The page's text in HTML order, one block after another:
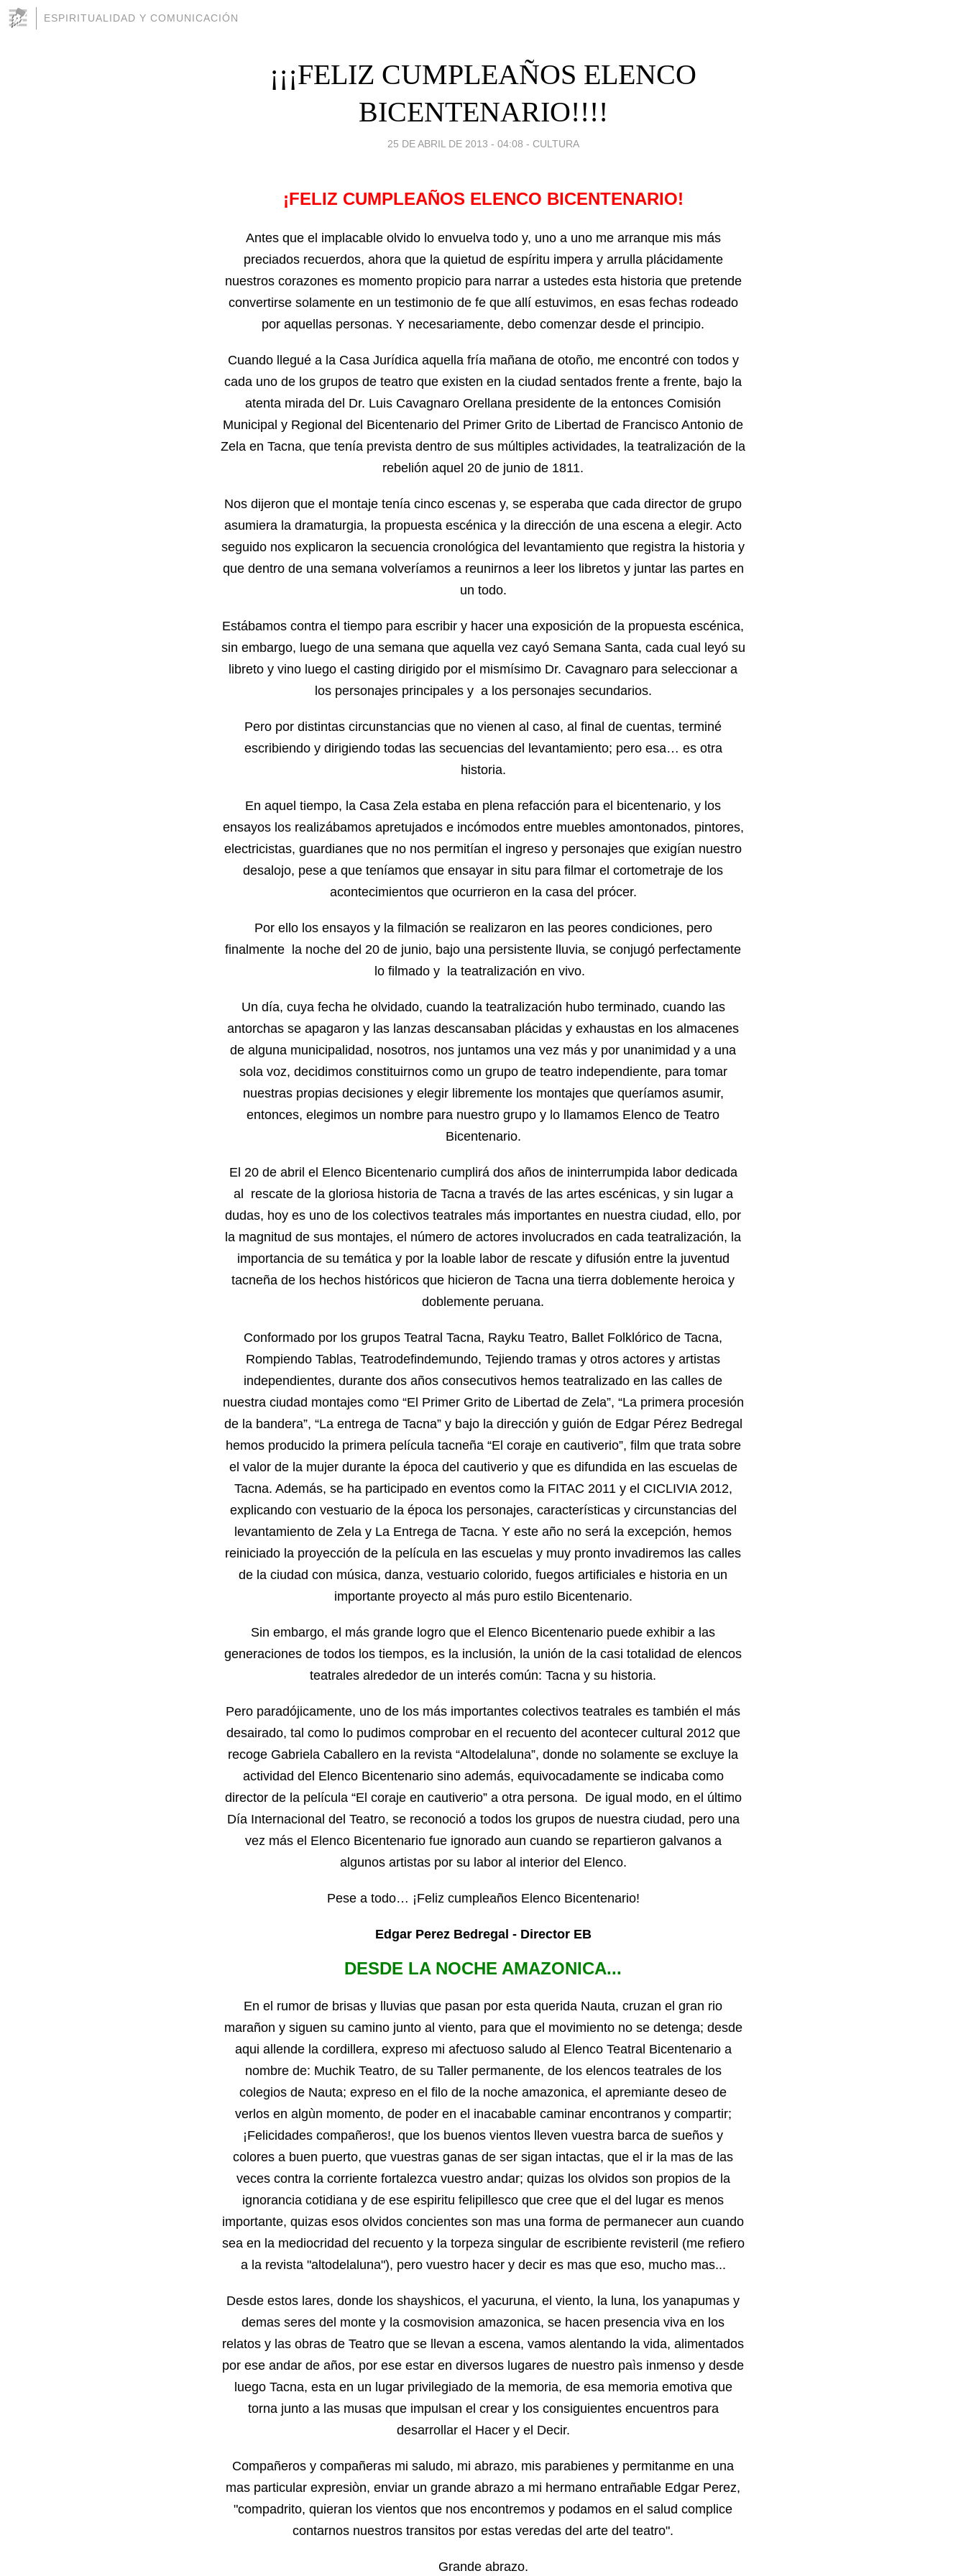
ESPIRITUALIDAD Y COMUNICACIÓN
¡¡¡FELIZ CUMPLEAÑOS ELENCO
BICENTENARIO!!!!
25 DE ABRIL DE 2013 - 04:08 - CULTURA
¡FELIZ CUMPLEAÑOS ELENCO BICENTENARIO!
Antes que el implacable olvido lo envuelva todo y, uno a uno me arranque mis más
preciados recuerdos, ahora que la quietud de espíritu impera y arrulla plácidamente
nuestros corazones es momento propicio para narrar a ustedes esta historia que pretende
convertirse solamente en un testimonio de fe que allí estuvimos, en esas fechas rodeado
por aquellas personas. Y necesariamente, debo comenzar desde el principio.
Cuando llegué a la Casa Jurídica aquella fría mañana de otoño, me encontré con todos y
cada uno de los grupos de teatro que existen en la ciudad sentados frente a frente, bajo la
atenta mirada del Dr. Luis Cavagnaro Orellana presidente de la entonces Comisión
Municipal y Regional del Bicentenario del Primer Grito de Libertad de Francisco Antonio de
Zela en Tacna, que tenía prevista dentro de sus múltiples actividades, la teatralización de la
rebelión aquel 20 de junio de 1811.
Nos dijeron que el montaje tenía cinco escenas y, se esperaba que cada director de grupo
asumiera la dramaturgia, la propuesta escénica y la dirección de una escena a elegir. Acto
seguido nos explicaron la secuencia cronológica del levantamiento que registra la historia y
que dentro de una semana volveríamos a reunirnos a leer los libretos y juntar las partes en
un todo.
Estábamos contra el tiempo para escribir y hacer una exposición de la propuesta escénica,
sin embargo, luego de una semana que aquella vez cayó Semana Santa, cada cual leyó su
libreto y vino luego el casting dirigido por el mismísimo Dr. Cavagnaro para seleccionar a
los personajes principales y a los personajes secundarios.
Pero por distintas circunstancias que no vienen al caso, al final de cuentas, terminé
escribiendo y dirigiendo todas las secuencias del levantamiento; pero esa… es otra
historia.
En aquel tiempo, la Casa Zela estaba en plena refacción para el bicentenario, y los
ensayos los realizábamos apretujados e incómodos entre muebles amontonados, pintores,
electricistas, guardianes que no nos permitían el ingreso y personajes que exigían nuestro
desalojo, pese a que teníamos que ensayar in situ para filmar el cortometraje de los
acontecimientos que ocurrieron en la casa del prócer.
Por ello los ensayos y la filmación se realizaron en las peores condiciones, pero
finalmente la noche del 20 de junio, bajo una persistente lluvia, se conjugó perfectamente
lo filmado y la teatralización en vivo.
Un día, cuya fecha he olvidado, cuando la teatralización hubo terminado, cuando las
antorchas se apagaron y las lanzas descansaban plácidas y exhaustas en los almacenes
de alguna municipalidad, nosotros, nos juntamos una vez más y por unanimidad y a una
sola voz, decidimos constituirnos como un grupo de teatro independiente, para tomar
nuestras propias decisiones y elegir libremente los montajes que queríamos asumir,
entonces, elegimos un nombre para nuestro grupo y lo llamamos Elenco de Teatro
Bicentenario.
El 20 de abril el Elenco Bicentenario cumplirá dos años de ininterrumpida labor dedicada
al rescate de la gloriosa historia de Tacna a través de las artes escénicas, y sin lugar a
dudas, hoy es uno de los colectivos teatrales más importantes en nuestra ciudad, ello, por
la magnitud de sus montajes, el número de actores involucrados en cada teatralización, la
importancia de su temática y por la loable labor de rescate y difusión entre la juventud
tacneña de los hechos históricos que hicieron de Tacna una tierra doblemente heroica y
doblemente peruana.
Conformado por los grupos Teatral Tacna, Rayku Teatro, Ballet Folklórico de Tacna,
Rompiendo Tablas, Teatrodefindemundo, Tejiendo tramas y otros actores y artistas
independientes, durante dos años consecutivos hemos teatralizado en las calles de
nuestra ciudad montajes como “El Primer Grito de Libertad de Zela”, “La primera procesión
de la bandera”, “La entrega de Tacna” y bajo la dirección y guión de Edgar Pérez Bedregal
hemos producido la primera película tacneña “El coraje en cautiverio”, film que trata sobre
el valor de la mujer durante la época del cautiverio y que es difundida en las escuelas de
Tacna. Además, se ha participado en eventos como la FITAC 2011 y el CICLIVIA 2012,
explicando con vestuario de la época los personajes, características y circunstancias del
levantamiento de Zela y La Entrega de Tacna. Y este año no será la excepción, hemos
reiniciado la proyección de la película en las escuelas y muy pronto invadiremos las calles
de la ciudad con música, danza, vestuario colorido, fuegos artificiales e historia en un
importante proyecto al más puro estilo Bicentenario.
Sin embargo, el más grande logro que el Elenco Bicentenario puede exhibir a las
generaciones de todos los tiempos, es la inclusión, la unión de la casi totalidad de elencos
teatrales alrededor de un interés común: Tacna y su historia.
Pero paradójicamente, uno de los más importantes colectivos teatrales es también el más
desairado, tal como lo pudimos comprobar en el recuento del acontecer cultural 2012 que
recoge Gabriela Caballero en la revista “Altodelaluna”, donde no solamente se excluye la
actividad del Elenco Bicentenario sino además, equivocadamente se indicaba como
director de la película “El coraje en cautiverio” a otra persona. De igual modo, en el último
Día Internacional del Teatro, se reconoció a todos los grupos de nuestra ciudad, pero una
vez más el Elenco Bicentenario fue ignorado aun cuando se repartieron galvanos a
algunos artistas por su labor al interior del Elenco.
Pese a todo… ¡Feliz cumpleaños Elenco Bicentenario!
Edgar Perez Bedregal - Director EB
DESDE LA NOCHE AMAZONICA...
En el rumor de brisas y lluvias que pasan por esta querida Nauta, cruzan el gran rio
marañon y siguen su camino junto al viento, para que el movimiento no se detenga; desde
aqui allende la cordillera, expreso mi afectuoso saludo al Elenco Teatral Bicentenario a
nombre de: Muchik Teatro, de su Taller permanente, de los elencos teatrales de los
colegios de Nauta; expreso en el filo de la noche amazonica, el apremiante deseo de
verlos en algùn momento, de poder en el inacabable caminar encontranos y compartir;
¡Felicidades compañeros!, que los buenos vientos lleven vuestra barca de sueños y
colores a buen puerto, que vuestras ganas de ser sigan intactas, que el ir la mas de las
veces contra la corriente fortalezca vuestro andar; quizas los olvidos son propios de la
ignorancia cotidiana y de ese espiritu felipillesco que cree que el del lugar es menos
importante, quizas esos olvidos concientes son mas una forma de permanecer aun cuando
sea en la mediocridad del recuento y la torpeza singular de escribiente revisteril (me refiero
a la revista "altodelaluna"), pero vuestro hacer y decir es mas que eso, mucho mas...
Desde estos lares, donde los shayshicos, el yacuruna, el viento, la luna, los yanapumas y
demas seres del monte y la cosmovision amazonica, se hacen presencia viva en los
relatos y las obras de Teatro que se llevan a escena, vamos alentando la vida, alimentados
por ese andar de años, por ese estar en diversos lugares de nuestro paìs inmenso y desde
luego Tacna, esta en un lugar privilegiado de la memoria, de esa memoria emotiva que
torna junto a las musas que impulsan el crear y los consiguientes encuentros para
desarrollar el Hacer y el Decir.
Compañeros y compañeras mi saludo, mi abrazo, mis parabienes y permitanme en una
mas particular expresiòn, enviar un grande abrazo a mi hermano entrañable Edgar Perez,
"compadrito, quieran los vientos que nos encontremos y podamos en el salud complice
contarnos nuestros transitos por estas veredas del arte del teatro".
Grande abrazo.